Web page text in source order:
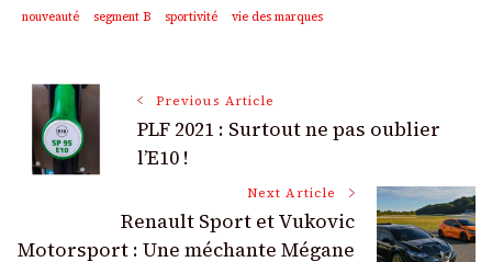
nouveauté
segment B sportivité vie des marques
Post
Navigation
Previous Article
PLF 2021 : Surtout ne pas oublier
l’E10 !
Next Article
Renault Sport et Vukovic
Motorsport : Une méchante Mégane